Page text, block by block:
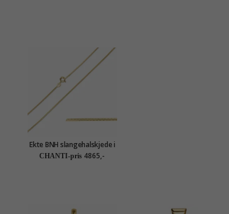
Ekte BNH slangehalskjede i
8 karat 45 cm x 0,9 mm
CHANTI-pris 4865,-